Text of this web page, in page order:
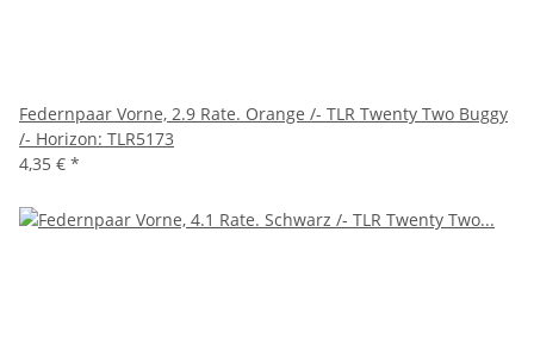
Federnpaar Vorne, 2.9 Rate. Orange /- TLR Twenty Two Buggy
/- Horizon: TLR5173
4,35 € *